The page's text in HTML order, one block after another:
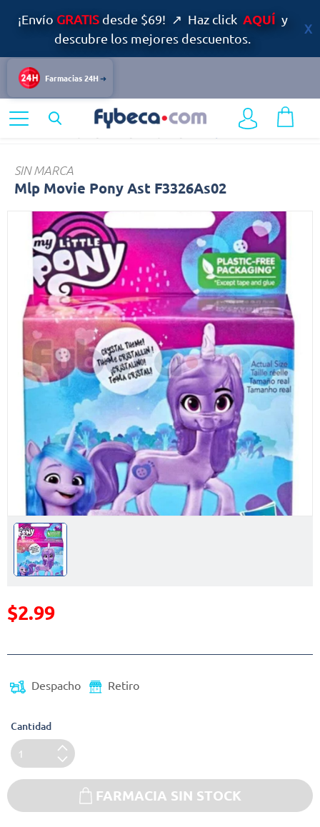
¡Envío GRATISdesde $69! ↗ Haz click AQUÍ y
descubre los mejores descuentos.
Farmacias 24H
Bazar y Hogar
SIN MARCA
Mlp Movie Pony Ast F3326As02
Precio reducido de
$2.99
Despacho Retiro
Cantidad
FARMACIA SIN STOCK